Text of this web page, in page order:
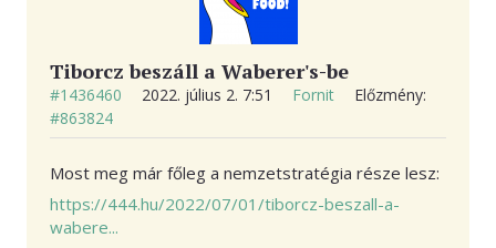
Tiborcz beszáll a Waberer's-be
#1436460 2022. július 2. 7:51 Fornit
Előzmény:
#863824
Most meg már főleg a nemzetstratégia része lesz:
https://444.hu/2022/07/01/tiborcz-beszall-a-
wabere...